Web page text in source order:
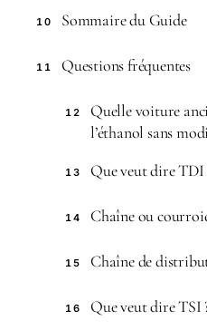
10 Sommaire du Guide
11 Questions fréquentes
12
Quelle voiture
l’éthanol sans
13 Que veut dire TDI
14 Chaîne ou
15 Chaîne de
16 Que veut dire TSI